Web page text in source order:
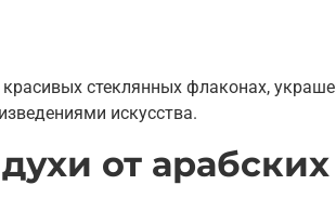
красивых стеклянных флаконах,
искусства.
от